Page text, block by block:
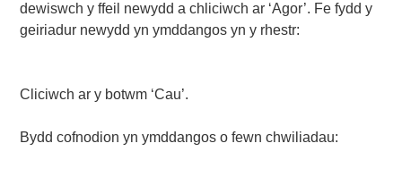
dewiswch y ffeil newydd a chliciwch ar ‘Agor’. Fe fydd y
geiriadur newydd yn ymddangos yn y rhestr:
Cliciwch ar y botwm ‘Cau’.
Bydd cofnodion yn ymddangos o fewn chwiliadau: